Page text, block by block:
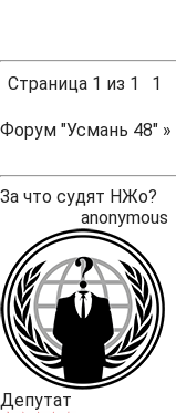
Страница 1 из 1 1
Форум "Усмань 48" »
За что судят НЖо?
anonymous
Депутат